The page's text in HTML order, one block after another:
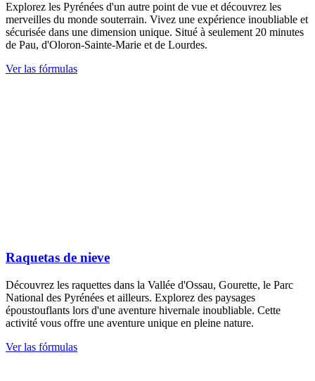
Explorez les Pyrénées d'un autre point de vue et découvrez les
merveilles du monde souterrain. Vivez une expérience inoubliable et
sécurisée dans une dimension unique. Situé à seulement 20 minutes
de Pau, d'Oloron-Sainte-Marie et de Lourdes.
Ver las fórmulas
Raquetas de nieve
Découvrez les raquettes dans la Vallée d'Ossau, Gourette, le Parc
National des Pyrénées et ailleurs. Explorez des paysages
époustouflants lors d'une aventure hivernale inoubliable. Cette
activité vous offre une aventure unique en pleine nature.
Ver las fórmulas